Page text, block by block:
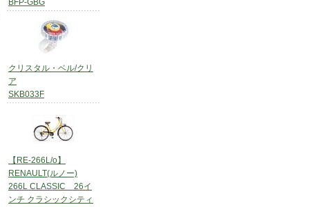
BFP-GBG
クリスタル・ベル/クリ
ア
SKB033F
【RE-266L/o】
RENAULT(ルノー)
266L CLASSIC 26イ
ンチ クラシックシティ